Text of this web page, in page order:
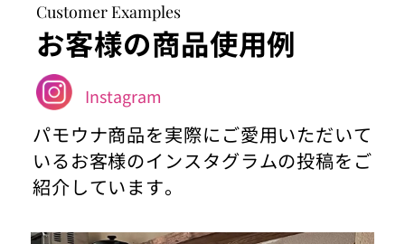
Customer Examples
お客様の商品使用例
Instagram
パモウナ商品を実際にご愛用いただいて
いるお客様のインスタグラムの投稿をご
紹介しています。